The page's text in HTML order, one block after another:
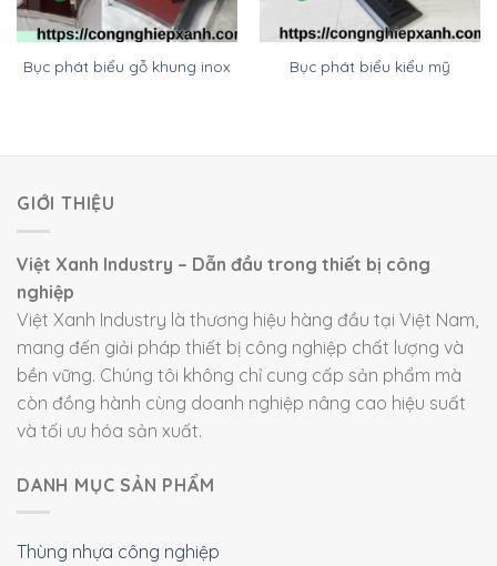
Bục phát biểu gỗ khung inox Bục phát biểu kiểu mỹ
GIỚI THIỆU
Việt Xanh Industry – Dẫn đầu trong thiết bị công
nghiệp
Việt Xanh Industry là thương hiệu hàng đầu tại Việt Nam,
mang đến giải pháp thiết bị công nghiệp chất lượng và
bền vững. Chúng tôi không chỉ cung cấp sản phẩm mà
còn đồng hành cùng doanh nghiệp nâng cao hiệu suất
và tối ưu hóa sản xuất.
DANH MỤC SẢN PHẨM
Thùng nhựa công nghiệp